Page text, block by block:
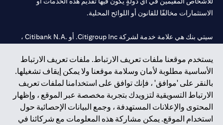
يستخدم موقعنا ملفات تعريف الارتباط. ملفات تعريف الارتباط
الأساسية مطلوبة لأمان وسلامة موقعنا ولا يمكن إيقاف تشغيلها.
بالنقر على 'موافق' ، فإنك توافق على استخدامنا لملفات تعريف
الارتباط التسويقية لتزويدك بتجربة مخصصة عبر الموقع ، وإظهار
المحتوى والإعلانات المستهدفة ، وجمع البيانات الإحصائية حول
استخدام الموقع. يمكن مشاركة هذه المعلومات مع شركائنا في
الاستثمارات مخالفًا للقانون أو اللوائح المحلية.
سيتي بنك هي علامة خدمة لشركة Citigroup Inc. أو .Citibank N.A ،
سيتي بنك إن. إيه. الإمارات مسجل لدى مصرف الإمارات المركزي تحت
أرقام التراخيص 202563 لفرع الوصل في دبي، 531989 لفرع مول
الإمارات في دبي، و CN-1002019 لفرع أبوظبي. هاتف: 4000 311 04.
فرع سيتي بنك إن إيه - الإمارات العربية المتحدة مرخص من مصرف
الإمارات العربية المتحدة المركزي كفرع لبنك أجنبي.